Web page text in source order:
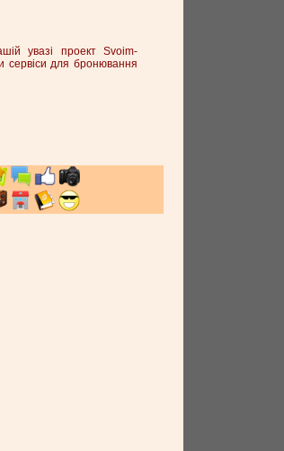
увазі проект Svoim-
сервіси для бронювання